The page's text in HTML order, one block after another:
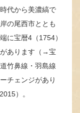
代から美濃縞で
の尾西市ととも
に宝暦4（1754）
あります（→宝
竹鼻線・羽島線
チェンジがあり
）。